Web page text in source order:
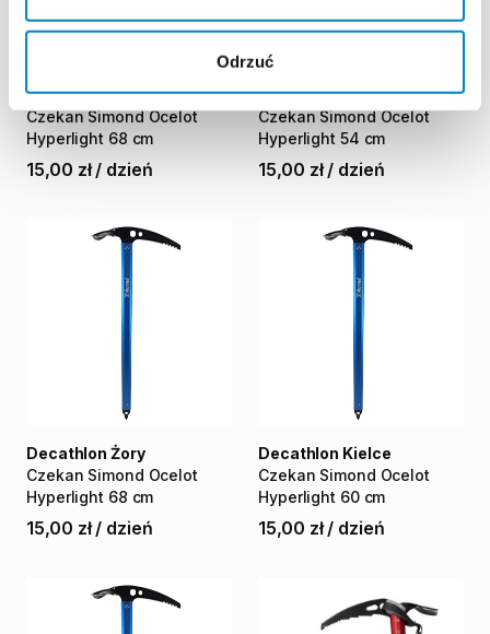
Odrzuć
Czekan Simond Ocelot
Hyperlight 68 cm
Decathlon Rybnik
15,00 zł / dzień
Czekan Simond Ocelot
Hyperlight 54 cm
Decathlon Żory
15,00 zł / dzień
Czekan Simond Ocelot
Hyperlight 68 cm
Decathlon Żory
15,00 zł / dzień
Czekan Simond Ocelot
Hyperlight 60 cm
Decathlon Kielce
15,00 zł / dzień